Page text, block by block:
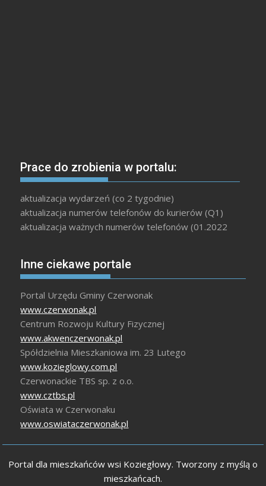
Prace do zrobienia w portalu:
aktualizacja wydarzeń (co 2 tygodnie)
aktualizacja numerów telefonów do kurierów (Q1)
aktualizacja ważnych numerów telefonów (01.2022
Inne ciekawe portale
Portal Urzędu Gminy Czerwonak
www.czerwonak.pl
Centrum Rozwoju Kultury Fizycznej
www.akwenczerwonak.pl
Spółdzielnia Mieszkaniowa im. 23 Lutego
www.kozieglowy.com.pl
Czerwonackie TBS sp. z o.o.
www.cztbs.pl
Oświata w Czerwonaku
www.oswiataczerwonak.pl
Portal dla mieszkańców wsi Koziegłowy. Tworzony z myślą o
mieszkańcach.